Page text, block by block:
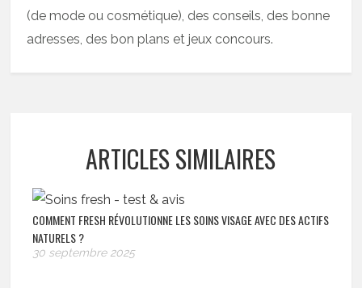
(de mode ou cosmétique), des conseils, des bonne
adresses, des bon plans et jeux concours.
ARTICLES SIMILAIRES
COMMENT FRESH RÉVOLUTIONNE LES SOINS VISAGE AVEC DES ACTIFS
NATURELS ?
30 septembre 2025